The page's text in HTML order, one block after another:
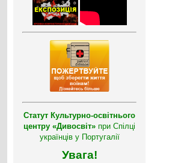
Статут Культурно-освітнього
центру «Дивосвіт» при Спілці
українців у Португалії
Увага!